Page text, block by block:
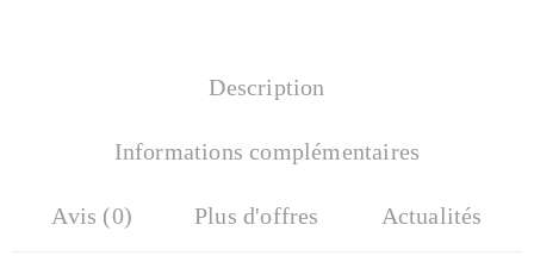
Description
Informations complémentaires
Avis (0) Plus d'offres Actualités